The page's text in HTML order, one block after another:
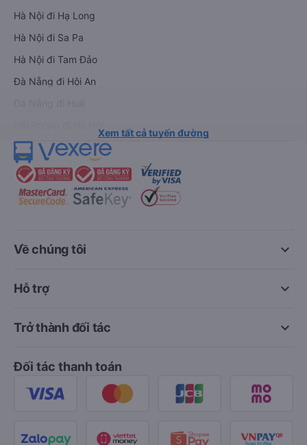
Hà Nội đi Hạ Long
Hà Nội đi Sa Pa
Hà Nội đi Tam Đảo
Đà Nẵng đi Hội An
Xem tất cả tuyến đường
keyboard_arrow_down
Về chúng tôi
keyboard_arrow_down
Hỗ trợ
keyboard_arrow_down
Trở thành đối tác
Đối tác thanh toán